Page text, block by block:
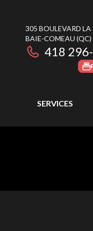
305 BOULEVARD LA
BAIE-COMEAU (QC)
418
SERVICES